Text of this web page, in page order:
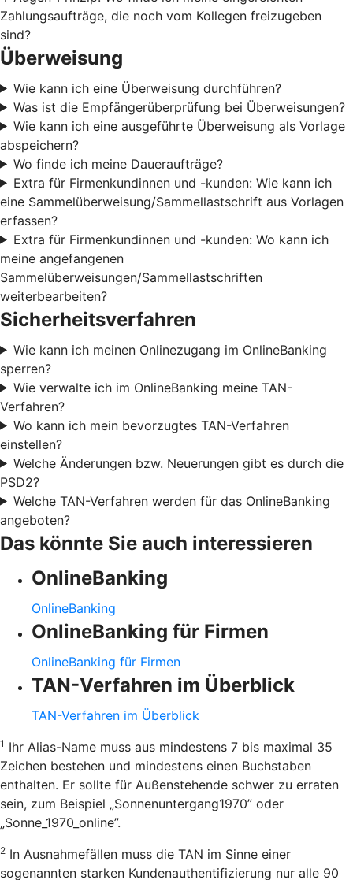
Zahlungsaufträge, die noch vom Kollegen freizugeben
sind?
Überweisung
Wie kann ich eine Überweisung durchführen?
Was ist die Empfängerüberprüfung bei Überweisungen?
Wie kann ich eine ausgeführte Überweisung als Vorlage
abspeichern?
Wo finde ich meine Daueraufträge?
Extra für Firmenkundinnen und -kunden: Wie kann ich
eine Sammelüberweisung/Sammellastschrift aus Vorlagen
erfassen?
Extra für Firmenkundinnen und -kunden: Wo kann ich
meine angefangenen
Sammelüberweisungen/Sammellastschriften
weiterbearbeiten?
Sicherheitsverfahren
Wie kann ich meinen Onlinezugang im OnlineBanking
sperren?
Wie verwalte ich im OnlineBanking meine TAN-
Verfahren?
Wo kann ich mein bevorzugtes TAN-Verfahren
einstellen?
Welche Änderungen bzw. Neuerungen gibt es durch die
PSD2?
Welche TAN-Verfahren werden für das OnlineBanking
angeboten?
Das könnte Sie auch interessieren
OnlineBanking
OnlineBanking
OnlineBanking für Firmen
OnlineBanking für Firmen
TAN-Verfahren im Überblick
TAN-Verfahren im Überblick
1 Ihr Alias-Name muss aus mindestens 7 bis maximal 35
Zeichen bestehen und mindestens einen Buchstaben
enthalten. Er sollte für Außenstehende schwer zu erraten
sein, zum Beispiel „Sonnenuntergang1970” oder
„Sonne_1970_online”.
2 In Ausnahmefällen muss die TAN im Sinne einer
sogenannten starken Kundenauthentifizierung nur alle 90